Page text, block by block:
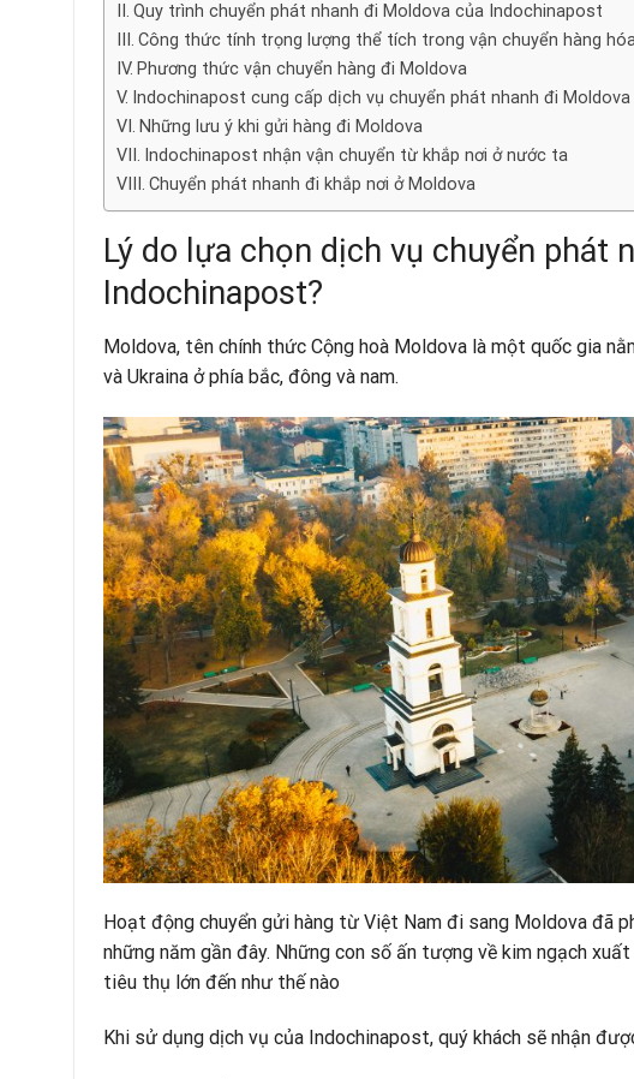
Quy trình chuyển phát nhanh đi Moldova của Indochinapost
Công thức tính trọng lượng thể tích trong vận chuyển hàng
Phương thức vận chuyển hàng đi Moldova
Indochinapost cung cấp dịch vụ chuyển phát nhanh đi
Những lưu ý khi gửi hàng đi Moldova
Indochinapost nhận vận chuyển từ khắp nơi ở nước ta
Chuyển phát nhanh đi khắp nơi ở Moldova
Lý do lựa chọn dịch vụ chuyển phát
Indochinapost?
Moldova, tên chính thức Cộng hoà Moldova là một quốc gia
và Ukraina ở phía bắc, đông và nam.
Hoạt động chuyển gửi hàng từ Việt Nam đi sang Moldova đã
những năm gần đây. Những con số ấn tượng về kim ngạch
tiêu thụ lớn đến như thế nào
Khi sử dụng dịch vụ của Indochinapost, quý khách sẽ nhận